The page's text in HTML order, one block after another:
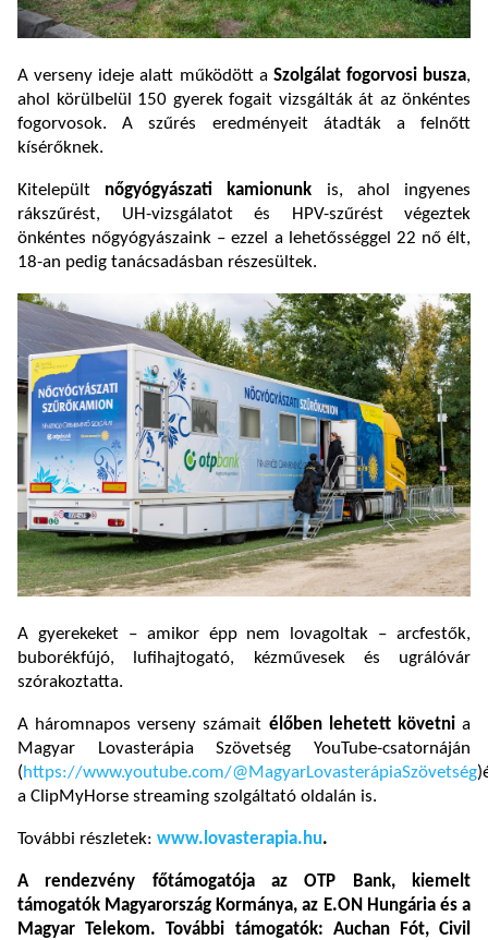
A verseny ideje alatt működött a Szolgálat fogorvosi busza,
ahol körülbelül 150 gyerek fogait vizsgálták át az önkéntes
fogorvosok. A szűrés eredményeit átadták a felnőtt
kísérőknek.
Kitelepült nőgyógyászati kamionunk is, ahol ingyenes
rákszűrést, UH-vizsgálatot és HPV-szűrést végeztek
önkéntes nőgyógyászaink – ezzel a lehetősséggel 22 nő élt,
18-an pedig tanácsadásban részesültek.
A gyerekeket – amikor épp nem lovagoltak – arcfestők,
buborékfújó, lufihajtogató, kézművesek és ugrálóvár
szórakoztatta.
A háromnapos verseny számait élőben lehetett követnia
Magyar Lovasterápia Szövetség YouTube-csatornáján
(https://www.youtube.com/@MagyarLovasterápiaSzövetség
a ClipMyHorse streaming szolgáltató oldalán is.
További részletek: www.lovasterapia.hu.
A rendezvény főtámogatója az OTP Bank, kiemelt
támogatók Magyarország Kormánya, az E.ON Hungária és a
Magyar Telekom. További támogatók: Auchan Fót, Civil